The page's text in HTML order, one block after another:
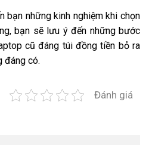
bạn những kinh nghiệm khi chọn
bạn sẽ lưu ý đến những bước
cũ đáng túi đồng tiền bỏ ra
đáng có.
Đánh giá